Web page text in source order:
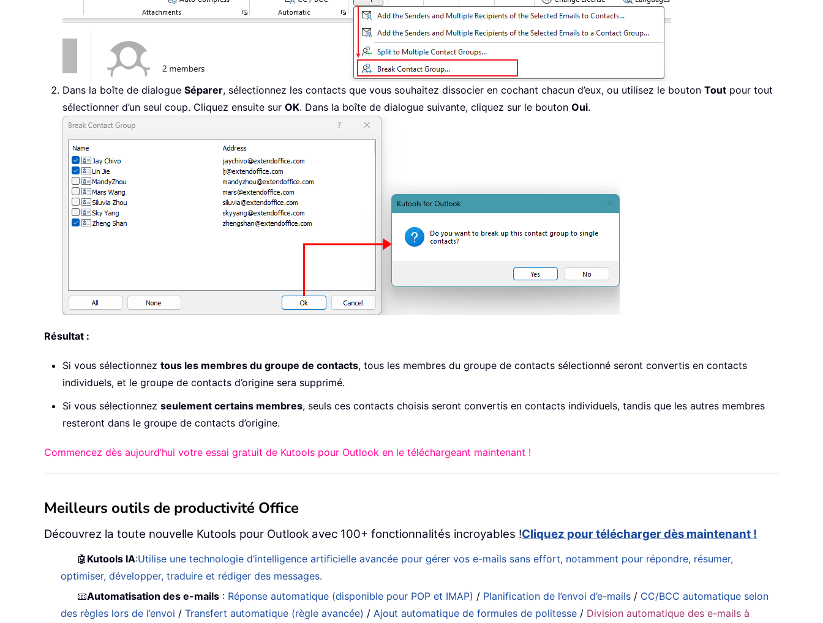
Dans la boîte de dialogue Séparer, sélectionnez les contacts que vous souhaitez dissocier en cochant chacun d’eux, ou utilisez le bouton Tout pour tout
sélectionner d’un seul coup. Cliquez ensuite sur OK. Dans la boîte de dialogue suivante, cliquez sur le bouton Oui.
Résultat :
Si vous sélectionnez tous les membres du groupe de contacts, tous les membres du groupe de contacts sélectionné seront convertis en contacts
individuels, et le groupe de contacts d’origine sera supprimé.
Si vous sélectionnez seulement certains membres, seuls ces contacts choisis seront convertis en contacts individuels, tandis que les autres membres
resteront dans le groupe de contacts d’origine.
Commencez dès aujourd’hui votre essai gratuit de Kutools pour Outlook en le téléchargeant maintenant !
Meilleurs outils de productivité Office
Découvrez la toute nouvelle Kutools pour Outlook avec 100+ fonctionnalités incroyables !Cliquez pour télécharger dès maintenant !
🤖 Kutools IA:Utilise une technologie d’intelligence artificielle avancée pour gérer vos e-mails sans effort, notamment pour répondre, résumer,
optimiser, développer, traduire et rédiger des messages.
📧Automatisation des e-mails : Réponse automatique (disponible pour POP et IMAP) / Planification de l’envoi d’e-mails / CC/BCC automatique selon
des règles lors de l’envoi /Transfert automatique (règle avancée) /Ajout automatique de formules de politesse / Division automatique des e-mails à